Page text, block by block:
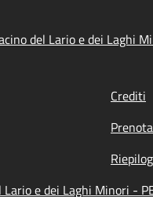
del Lario e dei Laghi
Crediti
e dei Laghi Minori -